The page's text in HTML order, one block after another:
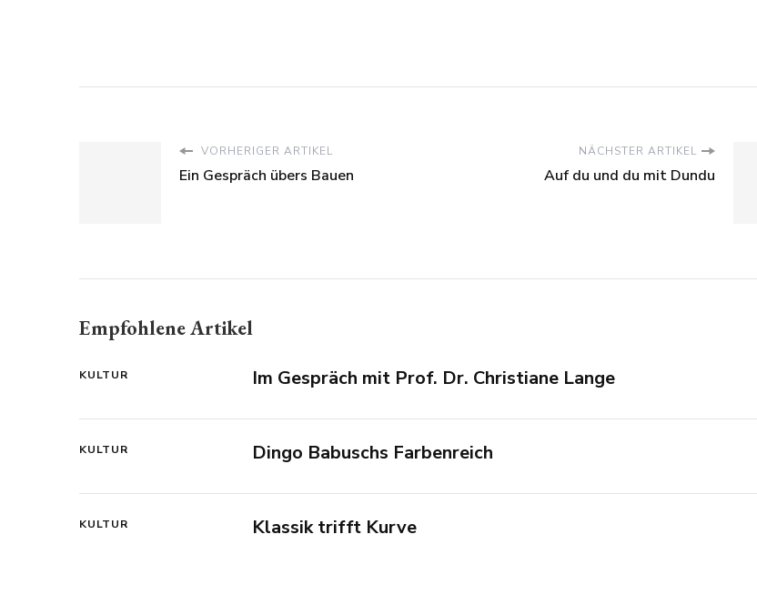
VORHERIGER ARTIKEL
Ein Gespräch übers Bauen
NÄCHSTER ARTIKEL
Auf du und du mit Dundu
Empfohlene Artikel
KULTUR Im Gespräch mit Prof. Dr. Christiane Lange
KULTUR Dingo Babuschs Farbenreich
KULTUR Klassik trifft Kurve